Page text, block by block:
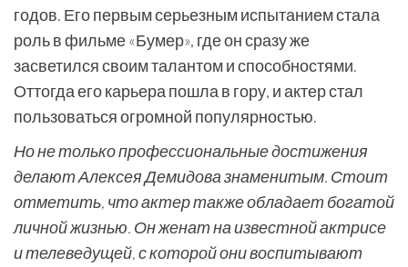
годов. Его первым серьезным испытанием стала
роль в фильме «Бумер», где он сразу же
засветился своим талантом и способностями.
Оттогда его карьера пошла в гору, и актер стал
пользоваться огромной популярностью.
Но не только профессиональные достижения
делают Алексея Демидова знаменитым. Стоит
отметить, что актер также обладает богатой
личной жизнью. Он женат на известной актрисе
и телеведущей, с которой они воспитывают